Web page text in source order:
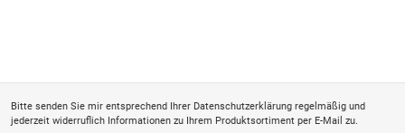
Bitte senden Sie mir entsprechend Ihrer Datenschutzerklärung regelmäßig und
jederzeit widerruflich Informationen zu Ihrem Produktsortiment per E-Mail zu.